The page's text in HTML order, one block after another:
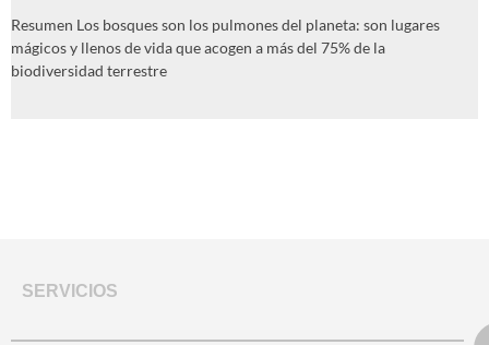
Resumen Los bosques son los pulmones del planeta: son lugares
mágicos y llenos de vida que acogen a más del 75% de la
biodiversidad terrestre
SERVICIOS